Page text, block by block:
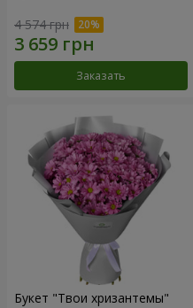
4 574 грн
Заказать
Букет "Твои хризантемы"